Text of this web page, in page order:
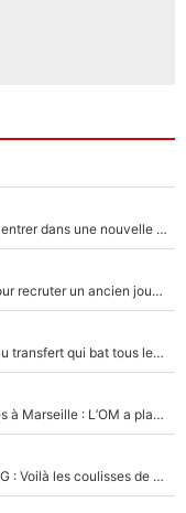
F1 - Alpine signe un accord «impensable» et va entrer dans une nouvelle dimension : Grande nouvelle pour Pierre Gasly !
«C’est un très bon choix» : L'OM fait une offre pour recruter un ancien joueur du PSG... et c'est validé dans l'After Foot !
140M€ pour Yan Diomandé : Le PSG a dit non au transfert qui bat tous les records sur le mercato
La crise financière continue de faire des ravages à Marseille : L’OM a placé 12 joueurs sur le marché des transferts… et ça pourrait lui rapporter près de 100M€ !
Maghnes Akliouche raconte sa signature au PSG : Voilà les coulisses de son transfert de rêve à 50M€